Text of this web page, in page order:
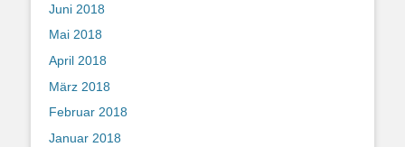
Juni 2018
Mai 2018
April 2018
März 2018
Februar 2018
Januar 2018